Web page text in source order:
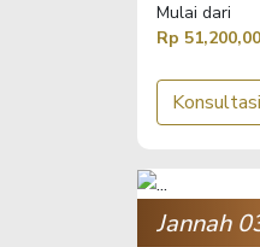
Mulai dari
Rp
Jannah